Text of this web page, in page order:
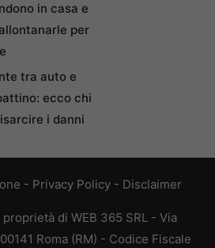
in casa e
per
tra auto e
ecco chi
i danni
- Privacy Policy - Disclaimer
di WEB 365 SRL - Via
Roma (RM) - Codice Fiscale